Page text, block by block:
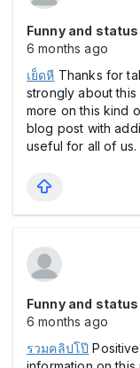
Funny and
6 months ago
เย็ดหี Thanks for
strongly about
more on this kind
blog post with
useful for all of us.
Funny and
6 months ago
รวมคลิปโป๊